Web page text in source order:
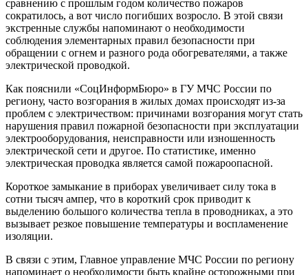
сравнению с прошлым годом количество пожаров
сократилось, а вот число погибших возросло. В этой связи
экстренные службы напоминают о необходимости
соблюдения элементарных правил безопасности при
обращении с огнем и разного рода обогревателями, а также
электрической проводкой.
Как пояснили «СоцИнформБюро» в ГУ МЧС России по
региону, часто возгорания в жилых домах происходят из-за
проблем с электричеством: причинами возгорания могут стать
нарушения правил пожарной безопасности при эксплуатации
электрооборудования, неисправности или изношенность
электрической сети и другое. По статистике, именно
электрическая проводка является самой пожароопасной.
Короткое замыкание в приборах увеличивает силу тока в
сотни тысяч ампер, что в короткий срок приводит к
выделению большого количества тепла в проводниках, а это
вызывает резкое повышение температуры и воспламенение
изоляции.
В связи с этим, Главное управление МЧС России по региону
напоминает о необходимости быть крайне осторожными при